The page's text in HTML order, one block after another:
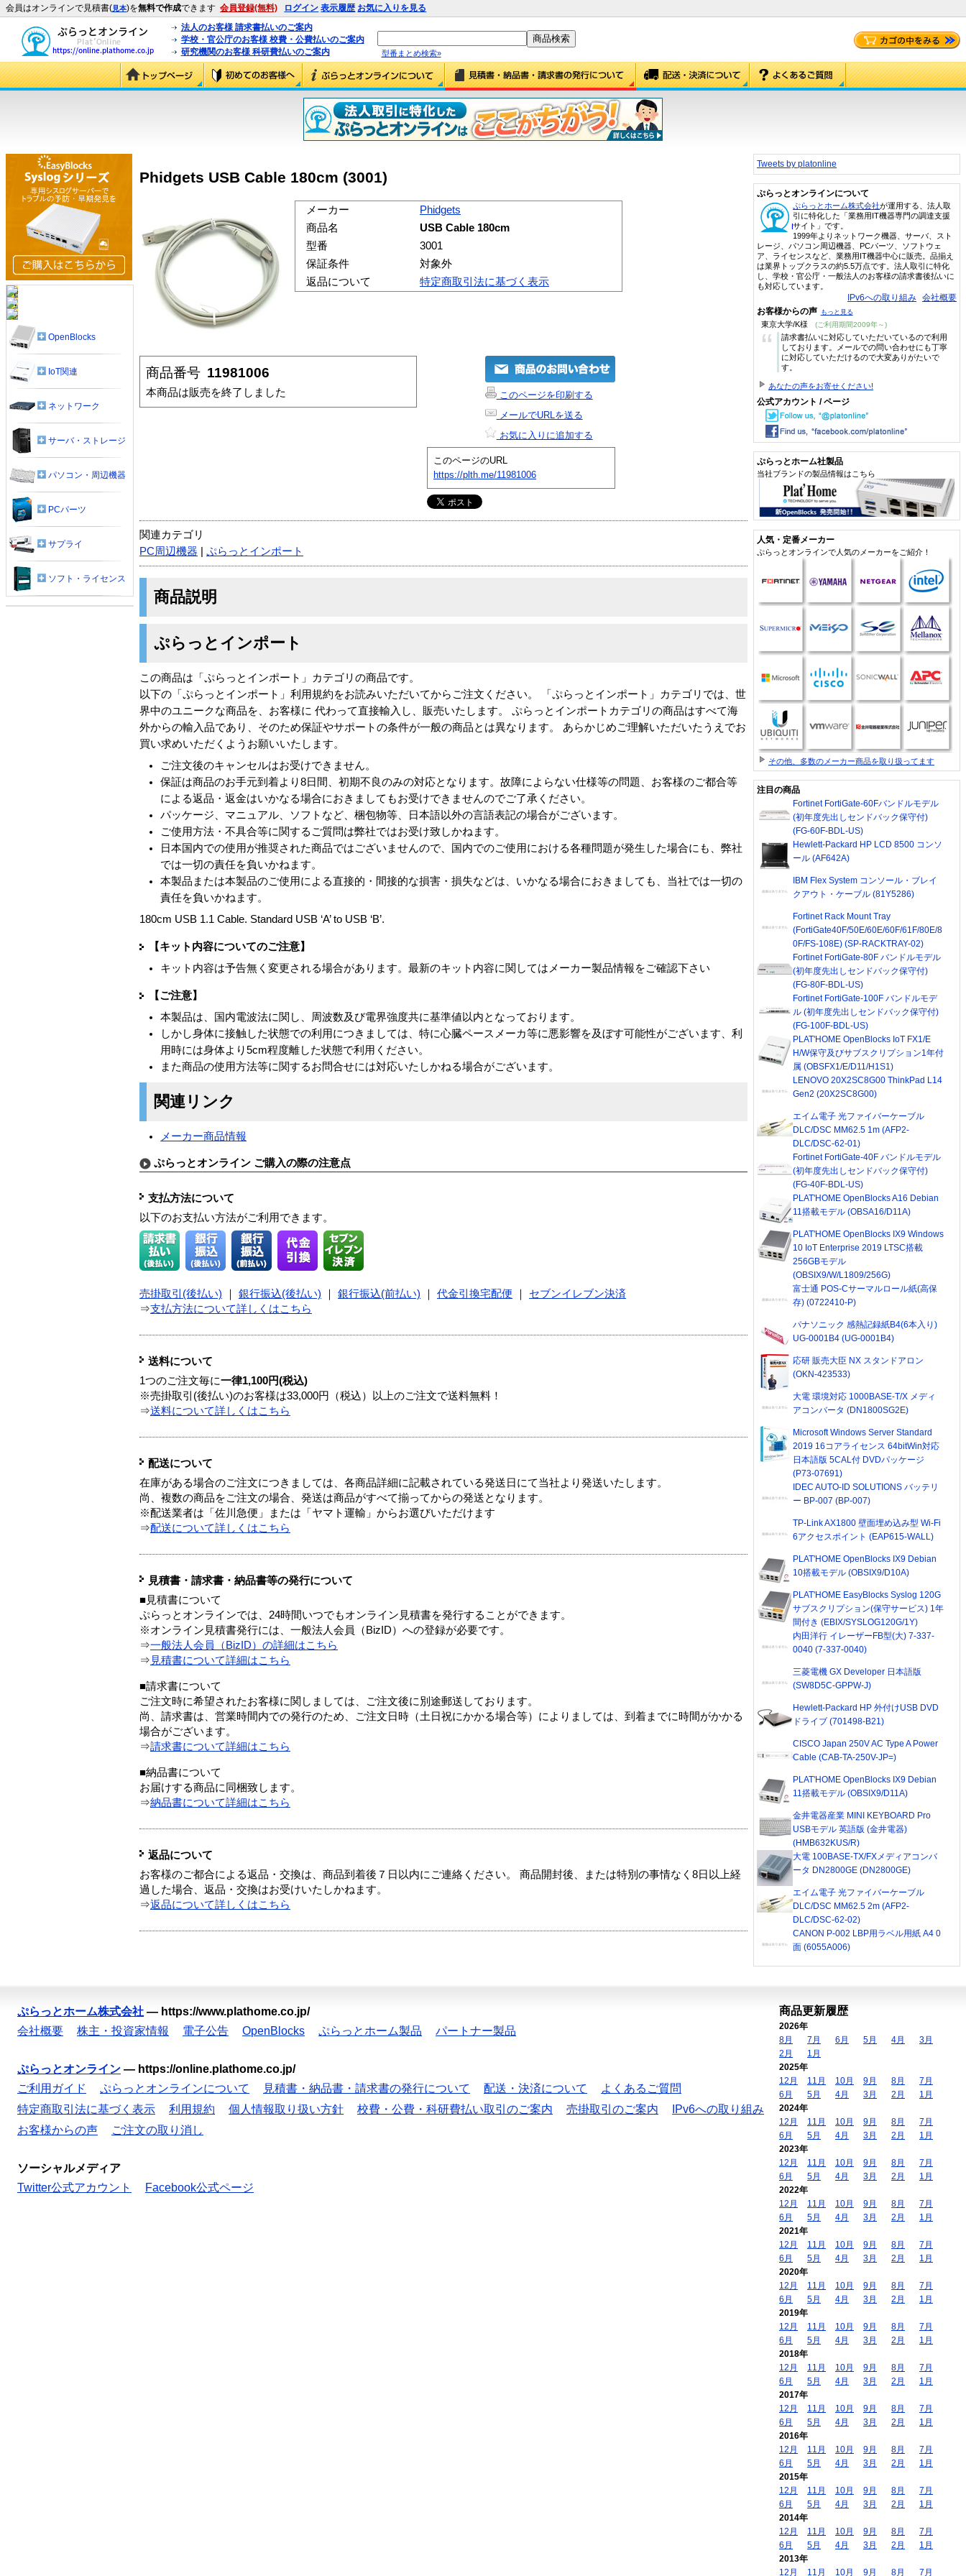
会員はオンラインで見積書(見本)を無料で作成できます 会員登録(無料) ログイン 表示履歴 お気に入りを見る
法人のお客様 請求書払いのご案内
学校・官公庁のお客様 校費・公費払いのご案内
研究機関のお客様 科研費払いのご案内
型番まとめ検索»
Phidgets USB Cable 180cm (3001)
メーカー
Phidgets
商品名
USB Cable 180cm
型番
3001
保証条件
対象外
返品について
特定商取引法に基づく表示
商品番号 11981006
本商品は販売を終了しました
このページを印刷する
メールでURLを送る
お気に入りに追加する
このページのURL
https://plth.me/11981006
関連カテゴリ
PC周辺機器
ぷらっとインポート
商品説明
ぷらっとインポート
この商品は「ぷらっとインポート」カテゴリの商品です。
以下の「ぷらっとインポート」利用規約をお読みいただいてからご注文ください。 「ぷらっとインポート」カテゴリでは、世
界中のユニークな商品を、お客様に 代わって直接輸入し、販売いたします。 ぷらっとインポートカテゴリの商品はすべて海
外からの輸入品であり、そのため保証やサポートの条件が一般の商品とは異なります。 あらかじめご理解いただいたうえでお
買い求めいただくようお願いいたします。
ご注文後のキャンセルはお受けできません。
保証は商品のお手元到着より8日間、初期不良のみの対応となります。故障によらない仕様等の問題、お客様のご都合等
による返品・返金はいかなる場合におきましてもお受けできませんのでご了承ください。
パッケージ、マニュアル、ソフトなど、梱包物等、日本語以外の言語表記の場合がございます。
ご使用方法・不具合等に関するご質問は弊社ではお受け致しかねます。
日本国内での使用が推奨された商品ではございませんので、国内でのご使用における各種問題が発生した場合にも、弊社
では一切の責任を負いかねます。
本製品または本製品のご使用による直接的・間接的な損害・損失などは、いかなる場合におきましても、当社では一切の
責任を負いかねます。
180cm USB 1.1 Cable. Standard USB ‘A’ to USB ‘B’.
【キット内容についてのご注意】
キット内容は予告無く変更される場合があります。最新のキット内容に関してはメーカー製品情報をご確認下さい
【ご注意】
本製品は、国内電波法に関し、周波数及び電界強度共に基準値以内となっております。
しかし身体に接触した状態での利用につきましては、特に心臓ペースメーカ等に悪影響を及ぼす可能性がございます、利
用時には身体より5cm程度離した状態で利用ください。
また商品の使用方法等に関するお問合せには対応いたしかねる場合がございます。
関連リンク
メーカー商品情報
ぷらっとオンライン ご購入の際の注意点
支払方法について
以下のお支払い方法がご利用できます。
売掛取引(後払い) 銀行振込(後払い) 銀行振込(前払い) 代金引換宅配便
セブンイレブン決済
⇒支払方法について詳しくはこちら
送料について
1つのご注文毎に一律1,100円(税込)
※売掛取引(後払い)のお客様は33,000円（税込）以上のご注文で送料無料！
⇒送料について詳しくはこちら
配送について
在庫がある場合のご注文につきましては、各商品詳細に記載されている発送日にて当社より発送いたします。
尚、複数の商品をご注文の場合、発送は商品がすべて揃ってからの発送となります。
※配送業者は「佐川急便」または「ヤマト運輸」からお選びいただけます
⇒配送について詳しくはこちら
見積書・請求書・納品書等の発行について
■見積書について
ぷらっとオンラインでは、24時間いつでもオンライン見積書を発行することができます。
※オンライン見積書発行には、一般法人会員（BizID）への登録が必要です。
⇒一般法人会員（BizID）の詳細はこちら
⇒ 見積書について詳細はこちら
■請求書について
ご注文時に希望されたお客様に関しましては、ご注文後に別途郵送しております。
尚、請求書は、営業時間内での発行のため、ご注文日時（土日祝にかかる場合等）によりましては、到着までに時間がかかる
場合がございます。
⇒請求書について詳細はこちら
■納品書について
お届けする商品に同梱致します。
⇒納品書について詳細はこちら
返品について
お客様のご都合による返品・交換は、商品到着後７日以内にご連絡ください。 商品開封後、または特別の事情なく8日以上経
過した場合、返品・交換はお受けいたしかねます。
⇒返品について詳しくはこちら
OpenBlocks
IoT関連
ネットワーク
サーバ・ストレージ
パソコン・周辺機器
PCパーツ
サプライ
ソフト・ライセンス
Tweets by platonline
ぷらっとオンラインについて
ぷらっとホーム株式会社が運用する、法人取
引に特化した「業務用IT機器専門の調達支援
サイト」です。
1999年よりネットワーク機器、サーバ、スト
レージ、パソコン周辺機器、PCパーツ、ソフトウェ
ア、ライセンスなど、業務用IT機器中心に販売。品揃え
は業界トップクラスの約5.5万点です。法人取引に特化
し、学校・官公庁・一般法人のお客様の請求書後払いに
も対応しています。
IPv6への取り組み 会社概要
お客様からの声 もっと見る
東京大学/K様 (ご利用期間2009年～)
“
請求書払いに対応していただいているので利用
しております。メールでの問い合わせにも丁寧
に対応していただけるので大変ありがたいで
す。
あなたの声をお寄せください!
公式アカウント / ページ
ぷらっとホーム社製品
当社ブランドの製品情報はこちら
人気・定番メーカー
ぷらっとオンラインで人気のメーカーをご紹介！
その他、多数のメーカー商品を取り扱ってます
注目の商品
Fortinet FortiGate-60Fバンドルモデル
(初年度先出しセンドバック保守付)
(FG-60F-BDL-US)
Hewlett-Packard HP LCD 8500 コンソ
ール (AF642A)
IBM Flex System コンソール・ブレイ
クアウト・ケーブル (81Y5286)
Fortinet Rack Mount Tray
(FortiGate40F/50E/60E/60F/61F/80E/8
0F/FS-108E) (SP-RACKTRAY-02)
Fortinet FortiGate-80F バンドルモデル
(初年度先出しセンドバック保守付)
(FG-80F-BDL-US)
Fortinet FortiGate-100F バンドルモデ
ル (初年度先出しセンドバック保守付)
(FG-100F-BDL-US)
PLAT'HOME OpenBlocks IoT FX1/E
H/W保守及びサブスクリプション1年付
属 (OBSFX1/E/D11/H1S1)
LENOVO 20X2SC8G00 ThinkPad L14
Gen2 (20X2SC8G00)
エイム電子 光ファイバーケーブル
DLC/DSC MM62.5 1m (AFP2-
DLC/DSC-62-01)
Fortinet FortiGate-40F バンドルモデル
(初年度先出しセンドバック保守付)
(FG-40F-BDL-US)
PLAT'HOME OpenBlocks A16 Debian
11搭載モデル (OBSA16/D11A)
PLAT'HOME OpenBlocks IX9 Windows
10 IoT Enterprise 2019 LTSC搭載
256GBモデル
(OBSIX9/W/L1809/256G)
富士通 POS-Cサーマルロール紙(高保
存) (0722410-P)
パナソニック 感熱記録紙B4(6本入り)
UG-0001B4 (UG-0001B4)
応研 販売大臣 NX スタンドアロン
(OKN-423533)
大電 環境対応 1000BASE-T/X メディ
アコンバータ (DN1800SG2E)
Microsoft Windows Server Standard
2019 16コアライセンス 64bitWin対応
日本語版 5CAL付 DVDパッケージ
(P73-07691)
IDEC AUTO-ID SOLUTIONS バッテリ
ー BP-007 (BP-007)
TP-Link AX1800 壁面埋め込み型 Wi-Fi
6アクセスポイント (EAP615-WALL)
PLAT'HOME OpenBlocks IX9 Debian
10搭載モデル (OBSIX9/D10A)
PLAT'HOME EasyBlocks Syslog 120G
サブスクリプション(保守サービス) 1年
間付き (EBIX/SYSLOG120G/1Y)
内田洋行 イレーザーFB型(大) 7-337-
0040 (7-337-0040)
三菱電機 GX Developer 日本語版
(SW8D5C-GPPW-J)
Hewlett-Packard HP 外付けUSB DVD
ドライブ (701498-B21)
CISCO Japan 250V AC Type A Power
Cable (CAB-TA-250V-JP=)
PLAT'HOME OpenBlocks IX9 Debian
11搭載モデル (OBSIX9/D11A)
金井電器産業 MINI KEYBOARD Pro
USBモデル 英語版 (金井電器)
(HMB632KUS/R)
大電 100BASE-TX/FXメディアコンバ
ータ DN2800GE (DN2800GE)
エイム電子 光ファイバーケーブル
DLC/DSC MM62.5 2m (AFP2-
DLC/DSC-62-02)
CANON P-002 LBP用ラベル用紙 A4 0
面 (6055A006)
ぷらっとホーム株式会社 — https://www.plathome.co.jp/
会社概要
株主・投資家情報 電子公告 OpenBlocks ぷらっとホーム製品 パートナー製品
ぷらっとオンライン — https://online.plathome.co.jp/
ご利用ガイド
ぷらっとオンラインについて 見積書・納品書・請求書の発行について 配送・決済について
よくあるご質問
特定商取引法に基づく表示
利用規約 個人情報取り扱い方針 校費・公費・科研費払い取引のご案内 売掛取引のご案内
IPv6への取り組み
お客様からの声
ご注文の取り消し
ソーシャルメディア
Twitter公式アカウント
Facebook公式ページ
商品更新履歴
2026年
8月
7月 6月 5月 4月
3月
2月
1月
2025年
12月
11月 10月 9月 8月
7月
6月
5月 4月 3月 2月
1月
2024年
12月
11月 10月 9月 8月
7月
6月
5月 4月 3月 2月
1月
2023年
12月
11月 10月 9月 8月
7月
6月
5月 4月 3月 2月
1月
2022年
12月
11月 10月 9月 8月
7月
6月
5月 4月 3月 2月
1月
2021年
12月
11月 10月 9月 8月
7月
6月
5月 4月 3月 2月
1月
2020年
12月
11月 10月 9月 8月
7月
6月
5月 4月 3月 2月
1月
2019年
12月
11月 10月 9月 8月
7月
6月
5月 4月 3月 2月
1月
2018年
12月
11月 10月 9月 8月
7月
6月
5月 4月 3月 2月
1月
2017年
12月
11月 10月 9月 8月
7月
6月
5月 4月 3月 2月
1月
2016年
12月
11月 10月 9月 8月
7月
6月
5月 4月 3月 2月
1月
2015年
12月
11月 10月 9月 8月
7月
6月
5月 4月 3月 2月
1月
2014年
12月
11月 10月 9月 8月
7月
6月
5月 4月 3月 2月
1月
2013年
12月
11月 10月 9月 8月 7月